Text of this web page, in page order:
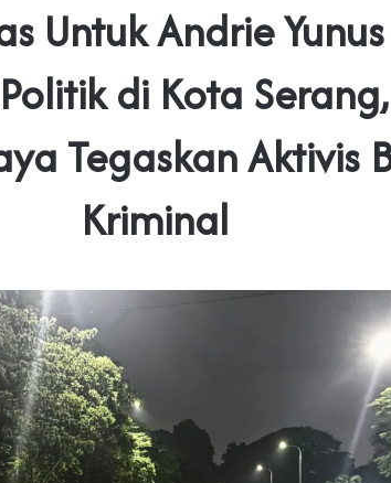
Untuk Andrie
di Kota
Tegaskan Aktivis
Kriminal